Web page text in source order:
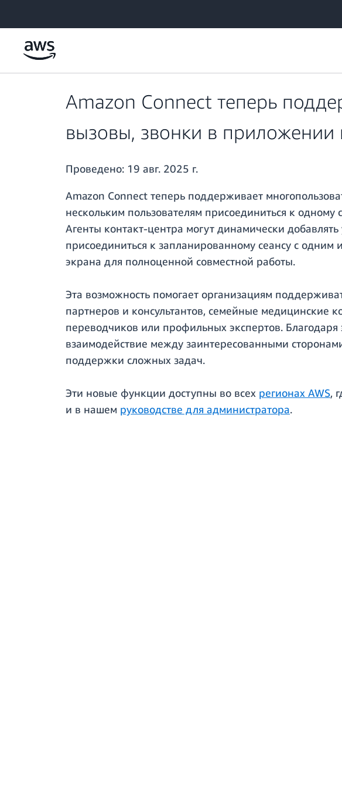
Amazon Connect теперь
вызовы, звонки в приложении
Проведено: 19 авг. 2025 г.
Amazon Connect теперь поддерживает
нескольким пользователям присоединиться к
Агенты контакт-центра могут динамически
присоединиться к запланированному сеансу с
экрана для полноценной совместной работы.
Эта возможность помогает организациям
партнеров и консультантов, семейные медицинские
переводчиков или профильных экспертов.
взаимодействие между заинтересованными
поддержки сложных задач.
Эти новые функции доступны во всех регионах AWS,
и в нашем руководстве для администратора.